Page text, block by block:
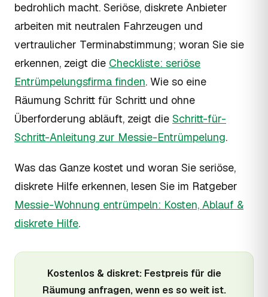
bedrohlich macht. Seriöse, diskrete Anbieter
arbeiten mit neutralen Fahrzeugen und
vertraulicher Terminabstimmung; woran Sie sie
erkennen, zeigt die Checkliste: seriöse
Entrümpelungsfirma finden. Wie so eine
Räumung Schritt für Schritt und ohne
Überforderung abläuft, zeigt die Schritt-für-
Schritt-Anleitung zur Messie-Entrümpelung.
Was das Ganze kostet und woran Sie seriöse,
diskrete Hilfe erkennen, lesen Sie im Ratgeber
Messie-Wohnung entrümpeln: Kosten, Ablauf &
diskrete Hilfe.
Kostenlos & diskret: Festpreis für die
Räumung anfragen, wenn es so weit ist.